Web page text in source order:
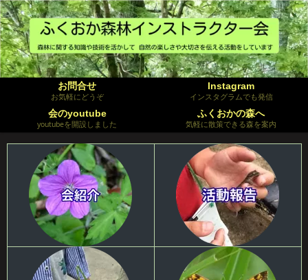
お問合せ
お気軽にどうぞ
Instagram
インスタグラムでも発信
会のyoutube
youtubeを開設しました
ふくおかの森へ
気軽に散策できる森を案内